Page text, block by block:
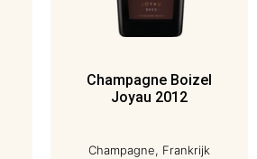
Champagne Boizel
Joyau 2012
Champagne, Frankrijk